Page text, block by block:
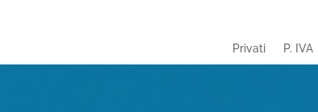
Privati P. IVA